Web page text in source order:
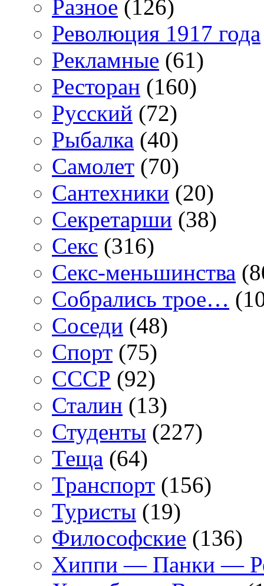
Разное (126)
Революция 1917 года
Рекламные (61)
Ресторан (160)
Русский (72)
Рыбалка (40)
Самолет (70)
Сантехники (20)
Секретарши (38)
Секс (316)
Секс-меньшинства
Собрались трое…
Соседи (48)
Спорт (75)
СССР (92)
Сталин (13)
Студенты (227)
Теща (64)
Транспорт (156)
Туристы (19)
Философские (136)
Хиппи — Панки —